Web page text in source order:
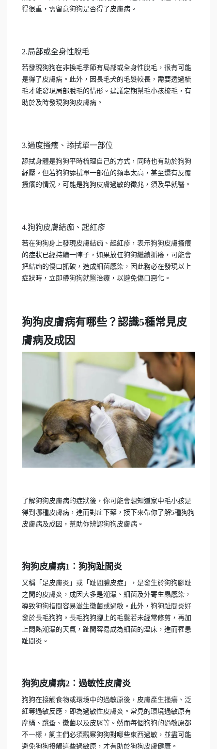
得很重，需留意狗狗是否得了皮膚病。
2.局部或全身性脫毛
若發現狗狗在非換毛季節有局部或全身性脫毛，很有可能
是得了皮膚病。此外，因長毛犬的毛髮較長，需要透過梳
毛才能發現局部脫毛的情形。建議定期幫毛小孩梳毛，有
助於及時發現狗狗皮膚病。
3.過度搔癢、舔拭單一部位
舔拭身體是狗狗平時梳理自己的方式，同時也有助於狗狗
紓壓。但若狗狗舔拭單一部位的頻率太高，甚至還有反覆
搔癢的情況，可能是狗狗皮膚過敏的徵兆，須及早就醫。
4.狗狗皮膚結痂、起紅疹
若在狗狗身上發現皮膚結痂、起紅疹，表示狗狗皮膚搔癢
的症狀已經持續一陣子，如果放任狗狗繼續抓癢，可能會
把結痂的傷口抓破，造成細菌感染，因此務必在發現以上
症狀時，立即帶狗狗就醫治療，以避免傷口惡化。
狗狗皮膚病有哪些？認識5種常見皮
膚病及成因
了解狗狗皮膚病的症狀後，你可能會想知道家中毛小孩是
得到哪種皮膚病，進而對症下藥，接下來帶你了解5種狗狗
皮膚病及成因，幫助你辨認狗狗皮膚病。
狗狗皮膚病1：狗狗趾間炎
又稱「足皮膚炎」或「趾間膿皮症」，是發生於狗狗腳趾
之間的皮膚炎，成因大多是潮濕、細菌及外寄生蟲感染，
導致狗狗指間容易滋生黴菌或過敏。此外，狗狗趾間炎好
發於長毛狗狗。長毛狗狗腳上的毛髮若未經常修剪，再加
上悶熱潮濕的天氣，趾間容易成為細菌的溫床，進而罹患
趾間炎。
狗狗皮膚病2：過敏性皮膚炎
狗狗在接觸食物或環境中的過敏原後，皮膚產生搔癢、泛
紅等過敏反應，即為過敏性皮膚炎。常見的環境過敏原有
塵蟎、跳蚤、黴菌以及皮屑等。然而每個狗狗的過敏原都
不一樣，飼主們必須觀察狗狗對哪些東西過敏，並盡可能
避免狗狗接觸這些過敏原，才有助於狗狗皮膚健康。